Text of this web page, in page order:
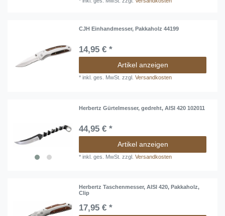
CJH Einhandmesser, Pakkaholz 44199
14,95 € *
Artikel anzeigen
*inkl. ges. MwSt. zzgl.Versandkosten
Herbertz Gürtelmesser, gedreht, AISI 420 102011
44,95 € *
Artikel anzeigen
*inkl. ges. MwSt. zzgl.Versandkosten
Herbertz Taschenmesser, AISI 420, Pakkaholz,
Clip
17,95 € *